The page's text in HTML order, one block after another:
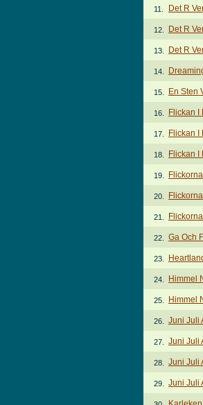
11. Det R
12. Det R
13. Det R
14.
15. En Sten
16. Flickan I
17. Flickan I
18. Flickan I
19.
20.
21.
22. Ga Och
23.
24. Himmel
25. Himmel
26. Juni Juli
27. Juni Juli
28. Juni Juli
29. Juni Juli